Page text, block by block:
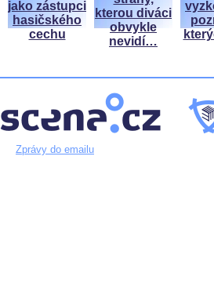
Zprávy do emailu